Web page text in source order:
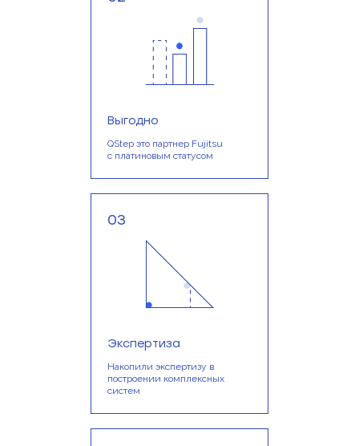
Выгодно
QStep это партнер Fujitsu
с платиновым статусом
03
Экспертиза
Накопили экспертизу в
построении комплексных
систем